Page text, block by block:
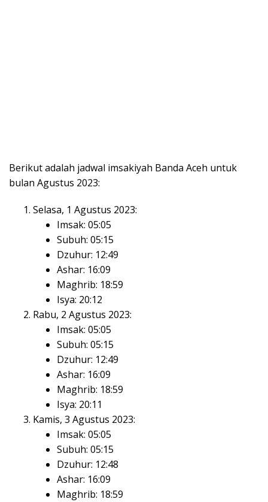
Berikut adalah jadwal imsakiyah Banda Aceh untuk
bulan Agustus 2023:
Selasa, 1 Agustus 2023:
Imsak: 05:05
Subuh: 05:15
Dzuhur: 12:49
Ashar: 16:09
Maghrib: 18:59
Isya: 20:12
Rabu, 2 Agustus 2023:
Imsak: 05:05
Subuh: 05:15
Dzuhur: 12:49
Ashar: 16:09
Maghrib: 18:59
Isya: 20:11
Kamis, 3 Agustus 2023:
Imsak: 05:05
Subuh: 05:15
Dzuhur: 12:48
Ashar: 16:09
Maghrib: 18:59